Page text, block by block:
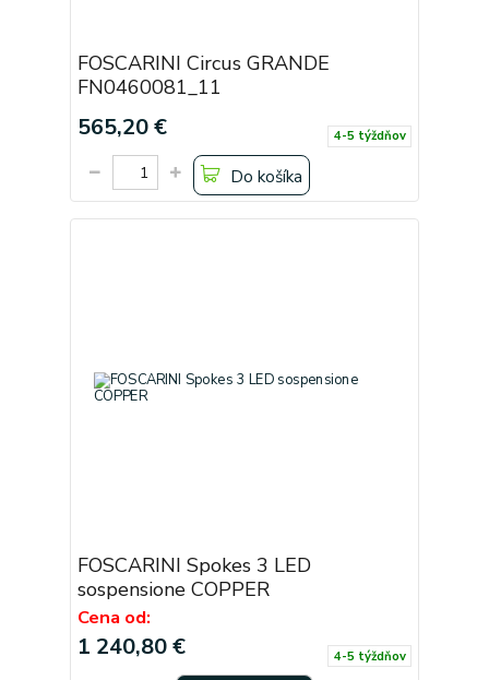
FOSCARINI Circus GRANDE
FN0460081_11
565,20 € 4-5 týždňov
Do košíka
FOSCARINI Spokes 3 LED
sospensione COPPER
Cena od:
1 240,80 € 4-5 týždňov